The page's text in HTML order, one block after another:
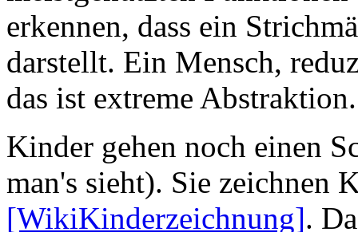
erkennen, dass ein
darstellt. Ein Mensch,
das ist extreme Abstraktion.
Kinder gehen noch einen
man's sieht). Sie zeichnen
[WikiKinderzeichnung].